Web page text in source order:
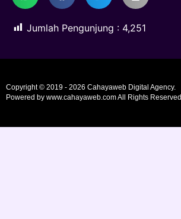
Jumlah Pengunjung : 4,251
Copyright © 2019 - 2026 Cahayaweb Digital Agency.
Powered by www.cahayaweb.com All Rights Reserved